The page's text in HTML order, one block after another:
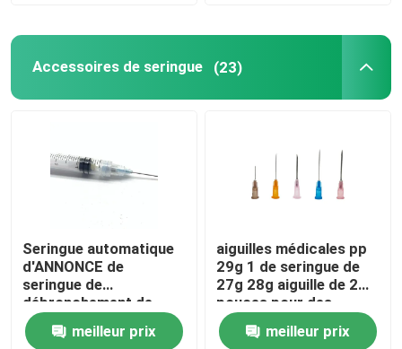
Accessoires de seringue (23)
Seringue automatique
d'ANNONCE de
seringue de
débronchement de
1ML 3ML 5ML 10ML
avec l'aiguillemeilleur prix
aiguilles médicales pp
29g 1 de seringue de
27g 28g aiguille de 2
pouces pour des
chiens
meilleur prix